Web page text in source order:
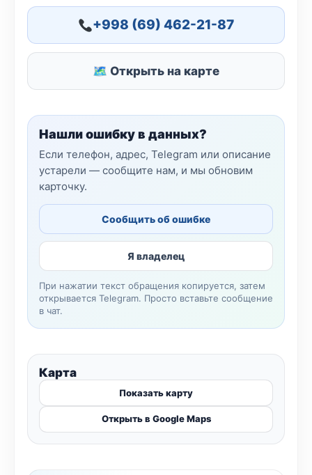
+998 (69) 462-21-87
🗺 Открыть на карте
Нашли ошибку в данных?
Если телефон, адрес, Telegram или описание
устарели — сообщите нам, и мы обновим
карточку.
Сообщить об ошибке
Я владелец
При нажатии текст обращения копируется, затем
открывается Telegram. Просто вставьте сообщение
в чат.
Карта
Показать карту
Открыть в Google Maps